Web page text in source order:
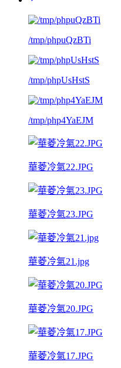
/tmp/phpuQzBTi
/tmp/phpUsHstS
/tmp/php4YaEJM
華菱冷氣22.JPG
華菱冷氣23.JPG
華菱冷氣21.jpg
華菱冷氣20.JPG
華菱冷氣17.JPG